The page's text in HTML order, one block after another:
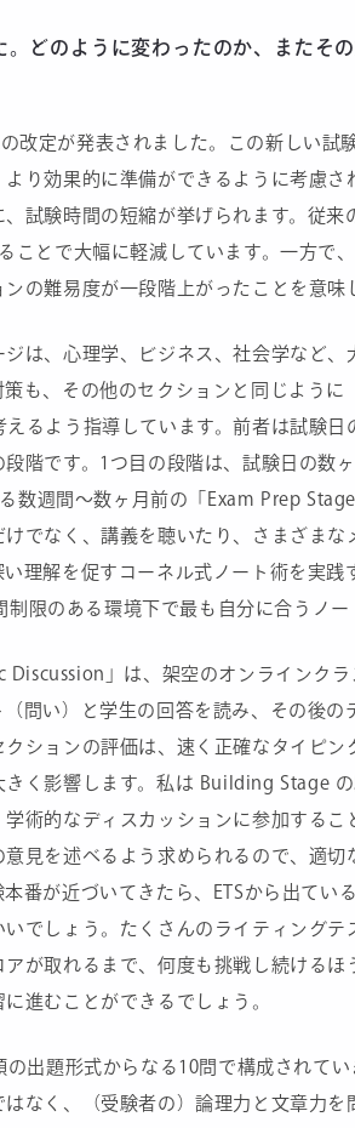
。どのように変わったのか、またそ
改定が発表されました。この新しい試
り効果的に準備ができるように考慮さ
試験時間の短縮が挙げられます。従来
ことで大幅に軽減しています。一方で
の難易度が一段階上がったことを意味
は、心理学、ビジネス、社会学など、
も、その他のセクションと同じよう
るよう指導しています。前者は試験日
階です。1つ目の段階は、試験日の数
数週間〜数ヶ月前の「Exam Prep
でなく、講義を聴いたり、さまざまな
理解を促すコーネル式ノート術を実践
限のある環境下で最も自分に合うノー
」は、架空のオンラインクラ
問い）と学生の回答を読み、その後の
ションの評価は、速く正確なタイピン
く影響します。私は Building Stage
術的なディスカッションに参加するこ
見を述べるよう求められるので、適切
番が近づいてきたら、ETSから出てい
でしょう。たくさんのライティングテ
が取れるまで、何度も挑戦し続けるほ
進むことができるでしょう。
出題形式からなる10問で構成されて
なく、（受験者の）論理力と文章力を